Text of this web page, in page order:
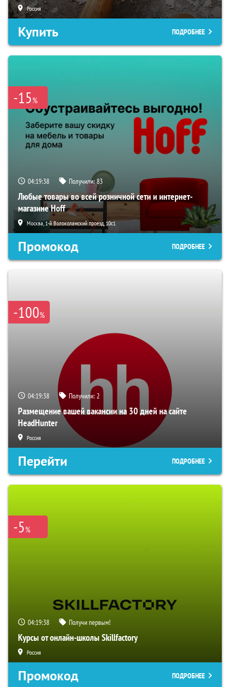
Россия
Купить ПОДРОБНЕЕ
-15%
04:19:36 Получили:83
Любые товары во всей розничной сети и интернет-
магазине Hoff
Москва, 1-й Волоколамский проезд, 10с1
Промокод ПОДРОБНЕЕ
-100%
04:19:36 Получили:2
Размещение вашей вакансии на 30 дней на сайте
HeadHunter
Россия
Перейти ПОДРОБНЕЕ
-5%
04:19:36 Получи первым!
Курсы от онлайн-школы Skillfactory
Россия
Промокод ПОДРОБНЕЕ